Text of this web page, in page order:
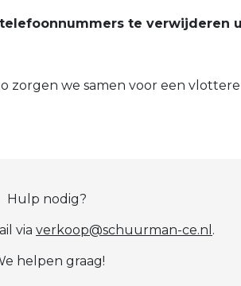
te verwijderen
zorgen we samen voor een
Hulp nodig?
via verkoop@schuurman-ce.nl .
helpen graag!